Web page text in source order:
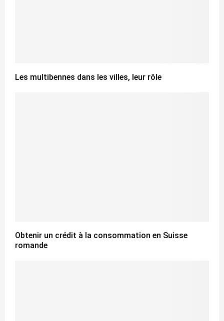
Les multibennes dans les villes, leur rôle
Obtenir un crédit à la consommation en Suisse
romande